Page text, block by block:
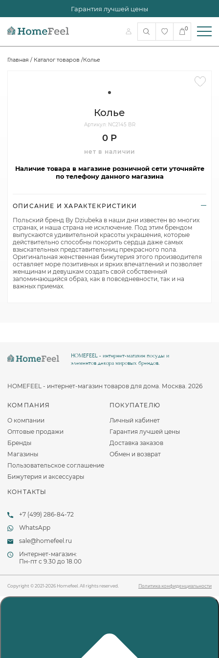
Гарантия лучшей цены
0
Главная / Каталог товаров /Колье
Колье
Артикул: NC2145 BR
0 Р
нет в наличии
Наличие товара в магазине розничной сети уточняйте
по телефону данного магазина
ОПИСАНИЕ И ХАРАКТЕКРИСТИКИ
Польский бренд By Dziubeka в наши дни известен во многих
странах, и наша страна не исключение. Под этим брендом
выпускаются удивительной красоты украшения, которые
действительно способны покорить сердца даже самых
взыскательных представительниц прекрасного пола.
Оригинальная женственная бижутерия этого производителя
оставляет море позитивных и ярких впечатлений и позволяет
женщинам и девушкам создать свой собственный
запоминающийся образ, как в повседневности, так и на
важных приемах.
КОМПАНИЯ
О компании
Оптовые продажи
Бренды
Магазины
Пользовательское соглашение
Бижутерия и аксессуары
ПОКУПАТЕЛЮ
Личный кабинет
Гарантия лучшей цены
Доставка заказов
Обмен и возврат
КОНТАКТЫ
+7 (499) 286-84-72
WhatsApp
sale@homefeel.ru
Интернет-магазин:
Пн-пт c 9.30 до 18.00
HOMEFEEL - интернет-магазин посуды и
элементов декора мировых брендов.
HOMEFEEL - интернет-магазин товаров для дома. Москва. 2026
Copyright © 2021-2026 Homefeel. All rights reserved. Политика конфиденциальности